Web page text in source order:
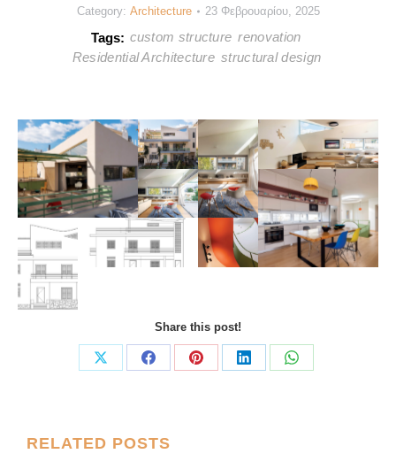
Category: Architecture 23 Φεβρουαρίου, 2025
Tags: custom structure renovation
Residential Architecture structural design
Share this post!
Share
Share
Share
Share
Share
Post
RELATED POSTS